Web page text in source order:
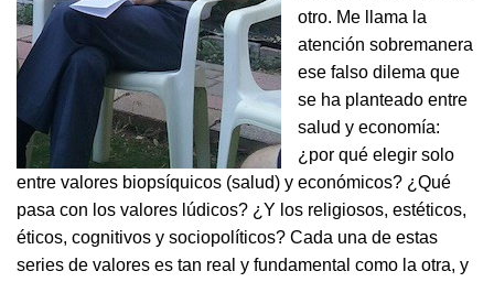
otro. Me llama la
atención sobremanera
ese falso dilema que
se ha planteado entre
salud y economía:
¿por qué elegir solo
entre valores biopsíquicos (salud) y económicos? ¿Qué
pasa con los valores lúdicos? ¿Y los religiosos, estéticos,
éticos, cognitivos y sociopolíticos? Cada una de estas
series de valores es tan real y fundamental como la otra, y